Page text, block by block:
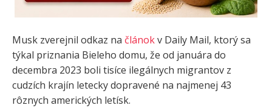
Musk zverejnil odkaz na článokv Daily Mail, ktorý sa
týkal priznania Bieleho domu, že od januára do
decembra 2023 boli tisíce ilegálnych migrantov z
cudzích krajín letecky dopravené na najmenej 43
rôznych amerických letísk.